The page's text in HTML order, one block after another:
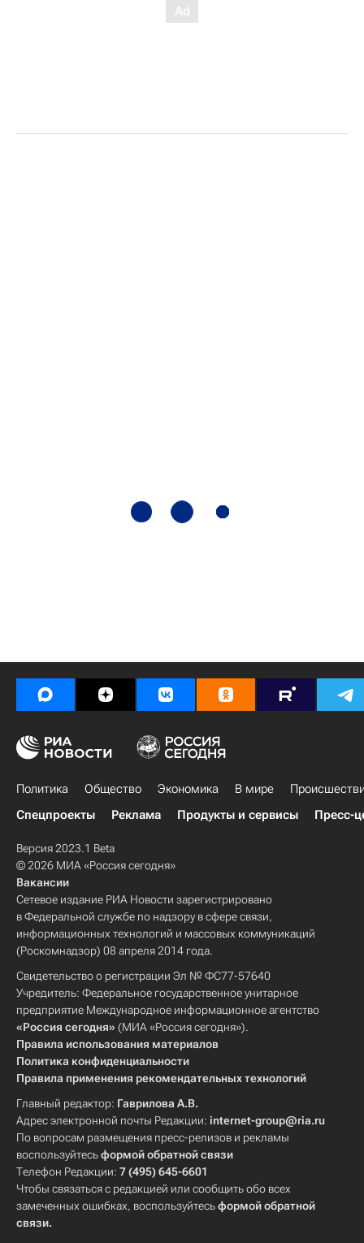
Политика Общество Экономика В мире
Спецпроекты
Реклама Продукты и сервисы Пресс-
Версия 2023.1 Beta
© 2026 МИА «Россия сегодня»
Вакансии
Сетевое издание РИА Новости зарегистрировано
в Федеральной службе по надзору в сфере связи,
информационных технологий и массовых коммуникаций
(Роскомнадзор) 08 апреля 2014 года.
Свидетельство о регистрации Эл № ФС77-57640
Учредитель: Федеральное государственное унитарное
предприятие Международное информационное агентство
«Россия сегодня» (МИА «Россия сегодня»).
Правила использования материалов
Политика конфиденциальности
Правила применения рекомендательных технологий
Главный редактор: Гаврилова А.В.
Адрес электронной почты Редакции: internet-group@ria.ru
По вопросам размещения пресс-релизов и рекламы
воспользуйтесьформой обратной связи
Телефон Редакции: 7 (495) 645-6601
Чтобы связаться с редакцией или сообщить обо всех
замеченных ошибках, воспользуйтесьформой обратной
связи.